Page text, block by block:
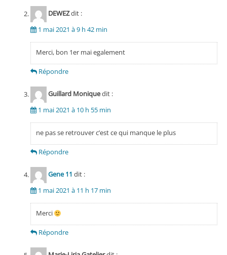
DEWEZdit :
1 mai 2021 à 9 h 42 min
Merci, bon 1er mai egalement
Répondre
Guillard Moniquedit :
1 mai 2021 à 10 h 55 min
ne pas se retrouver c’est ce qui manque le plus
Répondre
Gene 11 dit :
1 mai 2021 à 11 h 17 min
Merci
Répondre